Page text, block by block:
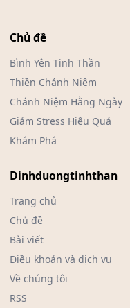
Chủ đề
Bình Yên Tinh Thần
Thiền Chánh Niệm
Chánh Niệm Hằng Ngày
Giảm Stress Hiệu Quả
Khám Phá
Dinhduongtinhthan
Trang chủ
Chủ đề
Bài viết
Điều khoản và dịch vụ
Về chúng tôi
RSS